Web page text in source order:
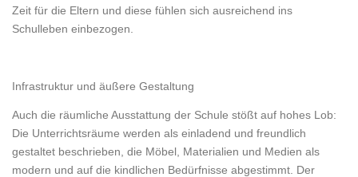
Zeit für die Eltern und diese fühlen sich ausreichend ins
Schulleben einbezogen.
Infrastruktur und äußere Gestaltung
Auch die räumliche Ausstattung der Schule stößt auf hohes Lob:
Die Unterrichtsräume werden als einladend und freundlich
gestaltet beschrieben, die Möbel, Materialien und Medien als
modern und auf die kindlichen Bedürfnisse abgestimmt. Der